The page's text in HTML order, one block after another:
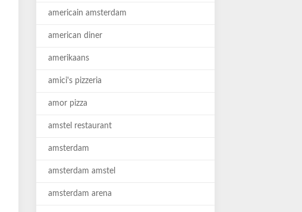
americain amsterdam
american diner
amerikaans
amici's pizzeria
amor pizza
amstel restaurant
amsterdam
amsterdam amstel
amsterdam arena